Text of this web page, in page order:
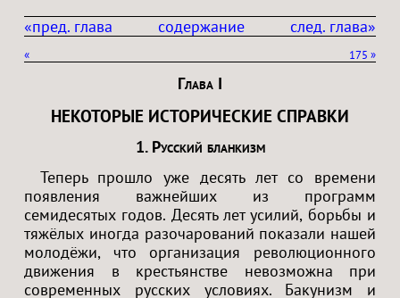
«пред. глава след. глава»
содержание
« »
175
Глава I
НЕКОТОРЫЕ ИСТОРИЧЕСКИЕ СПРАВКИ
1. Русский бланкизм
Теперь прошло уже десять лет со времени
появления важнейших из программ
семидесятых годов. Десять лет усилий, борьбы и
тяжёлых иногда разочарований показали нашей
молодёжи, что организация революционного
движения в крестьянстве невозможна при
современных русских условиях. Бакунизм и